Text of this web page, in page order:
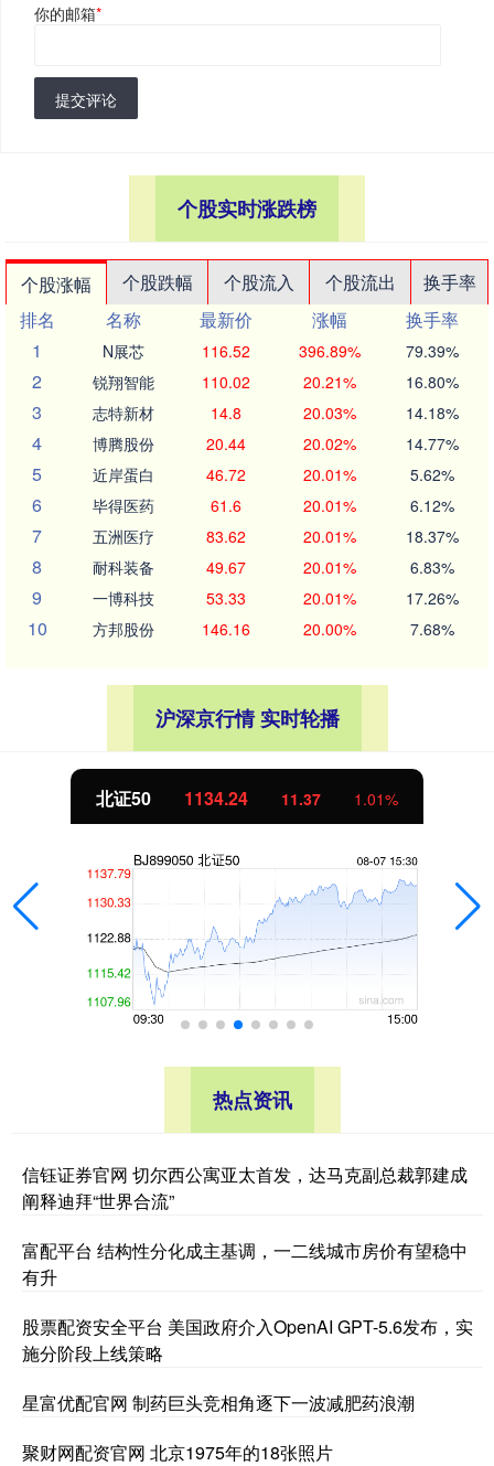
你的邮箱*
提交评论
个股实时涨跌榜
个股涨幅 个股跌幅 个股流入 个股流出
换手率
排名
名称 最新价 涨幅
换手率
1
N展芯 116.52 396.89% 79.39%
2 锐翔智能 110.02 20.21% 16.80%
3 志特新材 14.8 20.03% 14.18%
4 博腾股份 20.44 20.02% 14.77%
5 近岸蛋白 46.72 20.01% 5.62%
6 毕得医药 61.6 20.01% 6.12%
7 五洲医疗 83.62 20.01% 18.37%
8 耐科装备 49.67 20.01% 6.83%
9 一博科技 53.33 20.01% 17.26%
10 方邦股份 146.16 20.00% 7.68%
沪深京行情 实时轮播
创业板指 3563.12 47.56 1.35%
热点资讯
信钰证券官网 切尔西公寓亚太首发，达马克副总裁郭建成
阐释迪拜“世界合流”
富配平台 结构性分化成主基调，一二线城市房价有望稳中
有升
股票配资安全平台 美国政府介入OpenAI GPT-5.6发布，实
施分阶段上线策略
星富优配官网 制药巨头竞相角逐下一波减肥药浪潮
聚财网配资官网 北京1975年的18张照片